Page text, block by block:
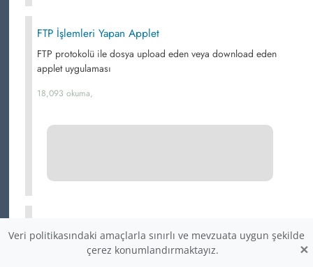
FTP İşlemleri Yapan Applet
FTP protokolü ile dosya upload eden veya download eden
applet uygulaması
18,093 okuma,
17,670 okuma,
Veri politikasındaki amaçlarla sınırlı ve mevzuata uygun şekilde
çerez konumlandırmaktayız.
×